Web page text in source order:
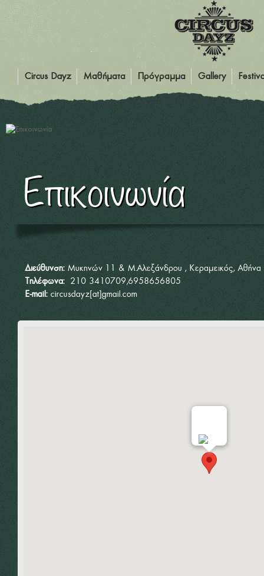
Circus Dayz Mαθήματα Πρόγραμμα Gallery
Επικοινωνία
Διεύθυνση:Μυκηνών 11 & Μ.Αλεξάνδρου , Κεραμεικός, Αθήνα
Τηλέφωνα:210 3410709,6958656805
E-mail:circusdayz[at]gmail.com